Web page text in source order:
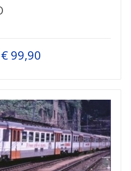
€ 99,90